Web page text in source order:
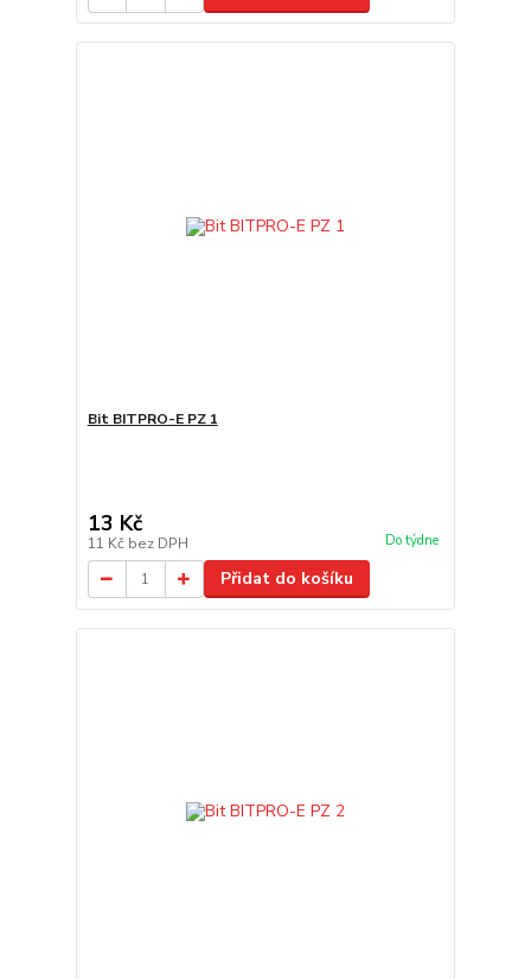
Bit BITPRO-E PZ 1
13 Kč
11 Kč bez DPH Do týdne
Přidat do košíku